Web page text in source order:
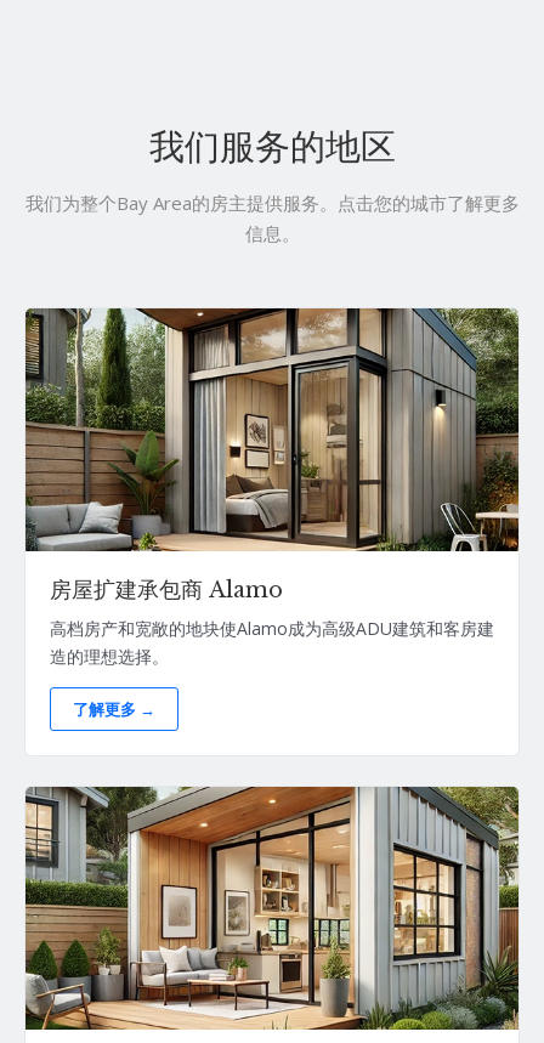
我们服务的地区
我们为整个Bay Area的房主提供服务。点击您的城市了解更多
信息。
房屋扩建承包商 Alamo
高档房产和宽敞的地块使Alamo成为高级ADU建筑和客房建
造的理想选择。
了解更多 →